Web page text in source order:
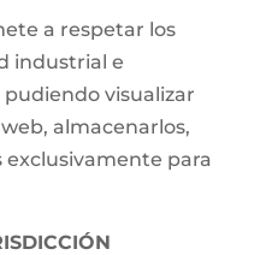
a respetar los
industrial e
visualizar
almacenarlos,
para